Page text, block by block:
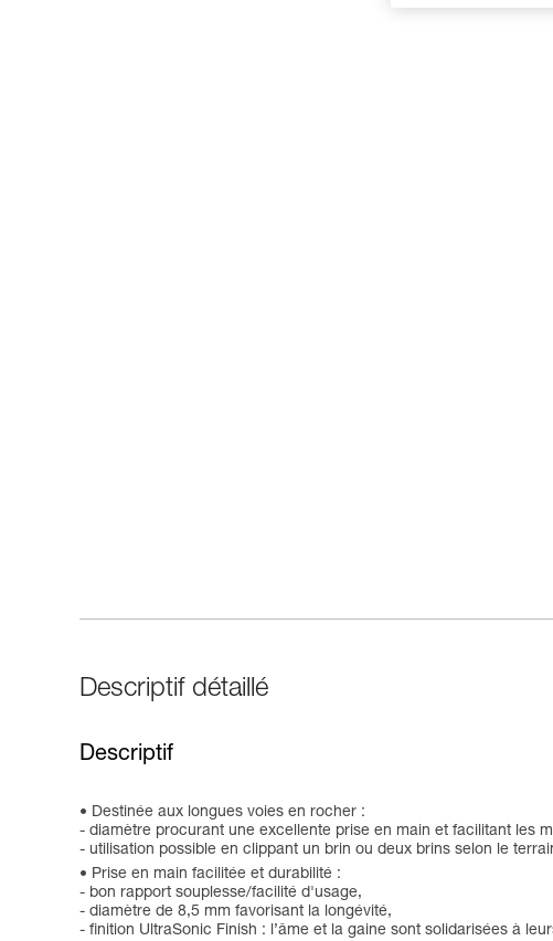
Descriptif détaillé
Descriptif
Destinée aux longues voies en rocher :
- diamètre procurant une excellente prise en main et facilitant les
- utilisation possible en clippant un brin ou deux brins selon le
Prise en main facilitée et durabilité :
- bon rapport souplesse/facilité d'usage,
- diamètre de 8,5 mm favorisant la longévité,
- finition UltraSonic Finish : l’âme et la gaine sont solidarisées à